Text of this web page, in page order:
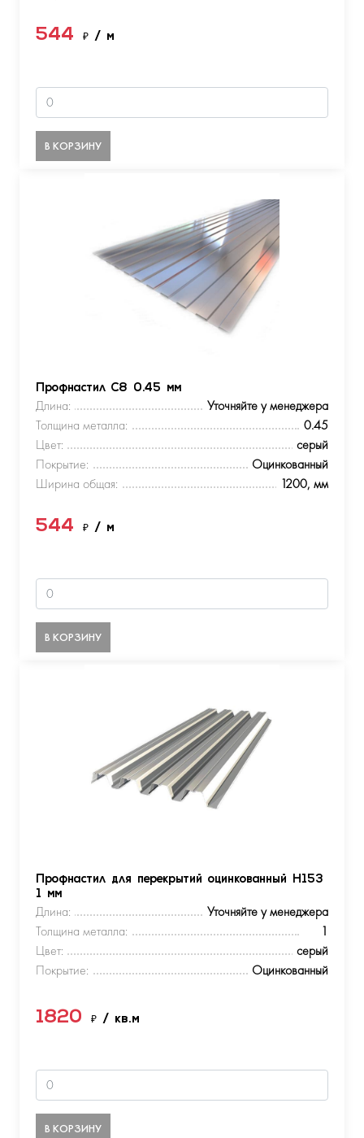
544 ₽ / м
В КОРЗИНУ
Профнастил С8 0.45 мм
Длина:
Уточняйте у менеджера
Толщина металла:
0.45
Цвет:
серый
Покрытие:
Оцинкованный
Ширина общая:
1200, мм
544 ₽ / м
В КОРЗИНУ
Профнастил для перекрытий оцинкованный Н153
1 мм
Длина:
Уточняйте у менеджера
Толщина металла:
1
Цвет:
серый
Покрытие:
Оцинкованный
1820 ₽ / кв.м
В КОРЗИНУ